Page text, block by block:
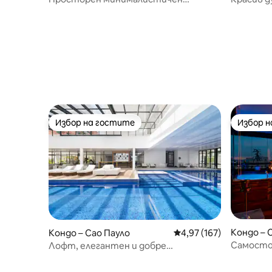
Избор на гостите
Избор на гостите
Кондо – Сао Пауло Средна оценка: 4,97
4,97 (167)
Лофт, елегантен и добре
Избор
Избор
Кондо –